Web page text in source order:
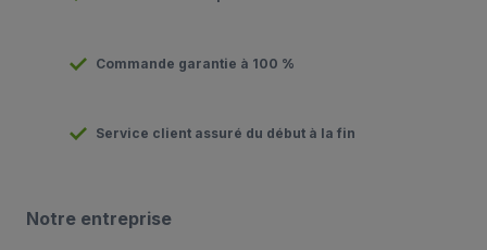
Commande garantie à 100 %
Service client assuré du début à la fin
Notre entreprise